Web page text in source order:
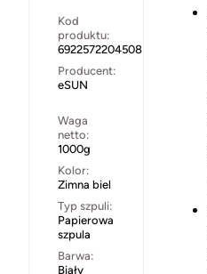
Kod
produktu:
6922572204508
Producent:
eSUN
Waga
netto:
1000g
Kolor:
Zimna biel
Typ szpuli:
Papierowa
szpula
Barwa:
Biały